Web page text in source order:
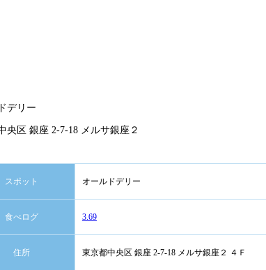
デリー
央区 銀座 2-7-18 メルサ銀座２
スポット オールドデリー
食べログ 3.69
住所 東京都中央区 銀座 2-7-18 メルサ銀座２ ４Ｆ